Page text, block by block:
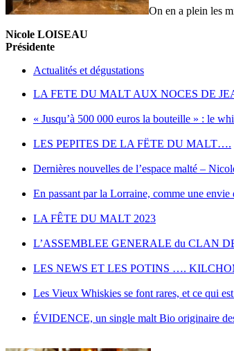
On en a plein les
Nicole LOISEAU
Présidente
Actualités et dégustations
LA FETE DU MALT AUX NOCES DE
« Jusqu’à 500 000 euros la bouteille » : le
LES PEPITES DE LA FËTE DU MALT….
Dernières nouvelles de l’espace malté –
En passant par la Lorraine, comme une
LA FÊTE DU MALT 2023
L’ASSEMBLEE GENERALE du CLAN
LES NEWS ET LES POTINS ….
Les Vieux Whiskies se font rares, et ce qui
ÉVIDENCE, un single malt Bio originaire